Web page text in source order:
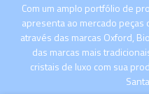
Com um amplo portfólio de
apresenta ao mercado
através das marcas Oxford,
das marcas mais
cristais de luxo com sua